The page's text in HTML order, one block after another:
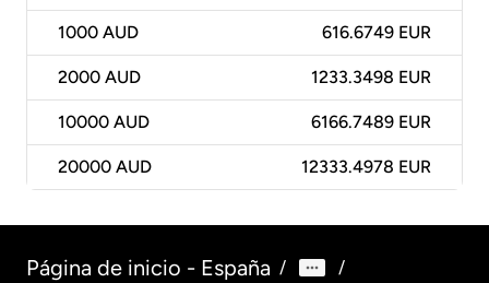
1000 AUD 616.6749 EUR
2000 AUD 1233.3498 EUR
10000 AUD 6166.7489 EUR
20000 AUD 12333.4978 EUR
Página de inicio - España / /